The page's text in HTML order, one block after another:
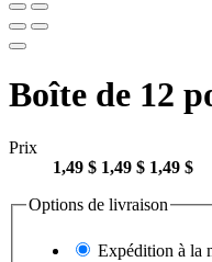
Boîte de 12
Prix
1,49 $ 1,49 $ 1,49 $
Options de livraison
Expédition à la